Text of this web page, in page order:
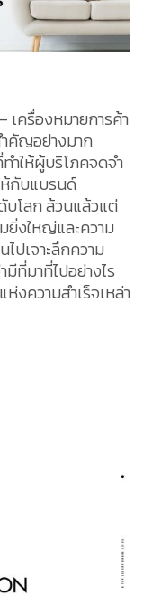
– เครื่องหมายการค้า
คัญอย่างมาก
ำให้ผู้บริโภคจดจำ
ห้กับแบรนด์
โลก ล้วนแล้วแต่
ยิ่งใหญ่และความ
ปเจาะลึกความ
ที่มาที่ไปอย่างไร
งความสำเร็จเหล่า